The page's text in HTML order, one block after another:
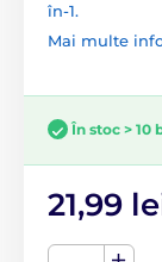
în-1.
Mai multe
În stoc > 10
21,99